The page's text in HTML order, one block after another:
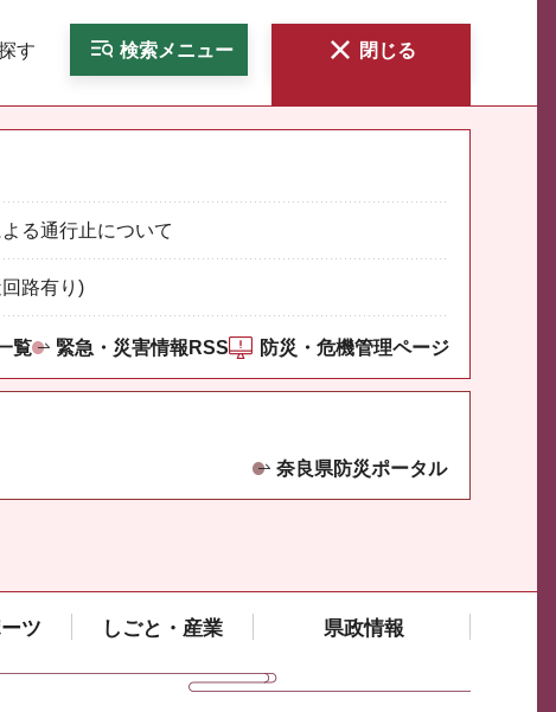
す 検索メニュー 閉じる
る通行止について
路有り)
覧 緊急・災害情報RSS 防災・危機管理ページ
奈良県防災ポータル
ツ しごと・産業 県政情報